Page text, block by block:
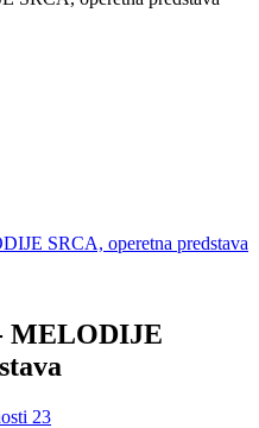
SRCA, operetna predstava
MELODIJE
23